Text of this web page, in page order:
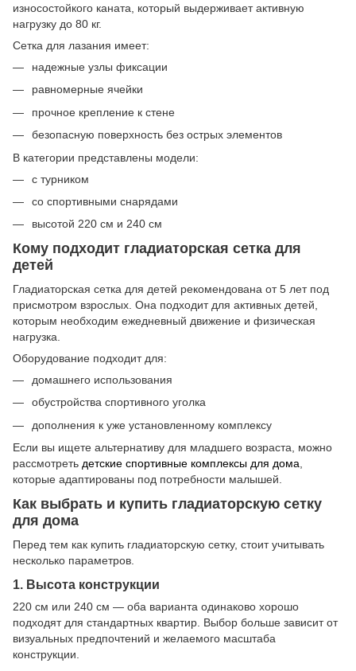
износостойкого каната, который выдерживает активную
нагрузку до 80 кг.
Сетка для лазания имеет:
надежные узлы фиксации
равномерные ячейки
прочное крепление к стене
безопасную поверхность без острых элементов
В категории представлены модели:
с турником
со спортивными снарядами
высотой 220 см и 240 см
Кому подходит гладиаторская сетка для
детей
Гладиаторская сетка для детей рекомендована от 5 лет под
присмотром взрослых. Она подходит для активных детей,
которым необходим ежедневный движение и физическая
нагрузка.
Оборудование подходит для:
домашнего использования
обустройства спортивного уголка
дополнения к уже установленному комплексу
Если вы ищете альтернативу для младшего возраста, можно
рассмотреть детские спортивные комплексы для дома
которые адаптированы под потребности малышей.
Как выбрать и купить гладиаторскую сетку
для дома
Перед тем как купить гладиаторскую сетку, стоит учитывать
несколько параметров.
1. Высота конструкции
220 см или 240 см — оба варианта одинаково хорошо
подходят для стандартных квартир. Выбор больше зависит от
визуальных предпочтений и желаемого масштаба
конструкции.